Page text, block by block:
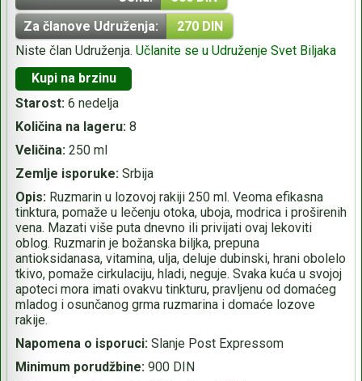
Za članove Udruženja:
270 DIN
Niste član Udruženja. Učlanite se u Udruženje Svet Biljaka
Kupi na brzinu
Starost: 6 nedelja
Količina na lageru: 8
Veličina: 250 ml
Zemlje isporuke: Srbija
Opis: Ruzmarin u lozovoj rakiji 250 ml. Veoma efikasna
tinktura, pomaže u lečenju otoka, uboja, modrica i proširenih
vena. Mazati više puta dnevno ili privijati ovaj lekoviti
oblog. Ruzmarin je božanska biljka, prepuna
antioksidanasa, vitamina, ulja, deluje dubinski, hrani obolelo
tkivo, pomaže cirkulaciju, hladi, neguje. Svaka kuća u svojoj
apoteci mora imati ovakvu tinkturu, pravljenu od domaćeg
mladog i osunčanog grma ruzmarina i domaće lozove
rakije.
Napomena o isporuci: Slanje Post Expressom
Minimum porudžbine: 900 DIN